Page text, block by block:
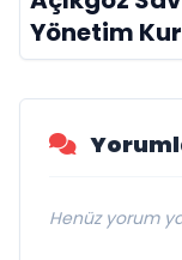
Yönetim
Savunma
Vurgusu
Henüz yorum